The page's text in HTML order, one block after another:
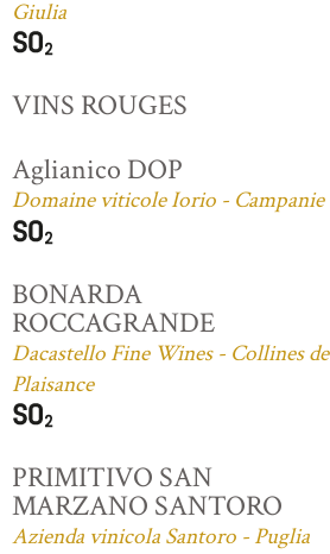
Giulia
VINS ROUGES
Aglianico DOP
Domaine viticole Iorio - Campanie
BONARDA
ROCCAGRANDE
Dacastello Fine Wines - Collines de
Plaisance
PRIMITIVO SAN
MARZANO SANTORO
Azienda vinicola Santoro - Puglia